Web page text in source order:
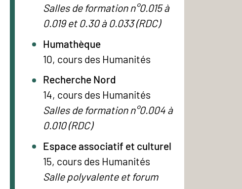
Salles de formation n°0.015 à
0.019 et 0.30 à 0.033 (RDC)
Humathèque
10, cours des Humanités
Recherche Nord
14, cours des Humanités
Salles de formation n°0.004 à
0.010 (RDC)
Espace associatif et culturel
15, cours des Humanités
Salle polyvalente et forum